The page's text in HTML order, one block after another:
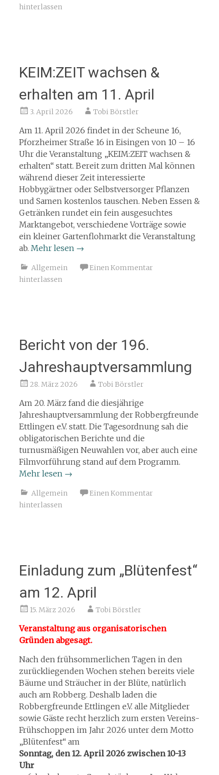
hinterlassen
KEIM:ZEIT wachsen &
erhalten am 11. April
3. April 2026 Tobi Börstler
Am 11. April 2026 findet in der Scheune 16,
Pforzheimer Straße 16 in Eisingen von 10 – 16
Uhr die Veranstaltung „KEIM:ZEIT wachsen &
erhalten“ statt. Bereit zum dritten Mal können
während dieser Zeit interessierte
Hobbygärtner oder Selbstversorger Pflanzen
und Samen kostenlos tauschen. Neben Essen &
Getränken rundet ein fein ausgesuchtes
Marktangebot, verschiedene Vorträge sowie
ein kleiner Gartenflohmarkt die Veranstaltung
ab. Mehr lesen →
Allgemein
Einen Kommentar
hinterlassen
Bericht von der 196.
Jahreshauptversammlung
28. März 2026 Tobi Börstler
Am 20. März fand die diesjährige
Jahreshauptversammlung der Robbergfreunde
Ettlingen e.V. statt. Die Tagesordnung sah die
obligatorischen Berichte und die
turnusmäßigen Neuwahlen vor, aber auch eine
Filmvorführung stand auf dem Programm.
Mehr lesen →
Allgemein
Einen Kommentar
hinterlassen
Einladung zum „Blütenfest“
am 12. April
15. März 2026 Tobi Börstler
Veranstaltung aus organisatorischen
Gründen abgesagt.
Nach den frühsommerlichen Tagen in den
zurückliegenden Wochen stehen bereits viele
Bäume und Sträucher in der Blüte, natürlich
auch am Robberg. Deshalb laden die
Robbergfreunde Ettlingen e.V. alle Mitglieder
sowie Gäste recht herzlich zum ersten Vereins-
Frühschoppen im Jahr 2026 unter dem Motto
„Blütenfest“ am
Sonntag, den 12. April 2026 zwischen 10-13
Uhr